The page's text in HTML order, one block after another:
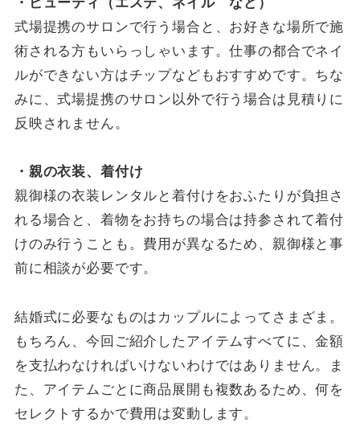
・ビューティ（エステ、ネイル など）
式場提携のサロンで行う場合と、お好きな場所で施
術される方もいらっしゃいます。仕事の都合でネイ
ルができない方はチップなどもおすすめです。ちな
みに、式場提携のサロン以外で行う場合は見積りに
反映されません。
・親の衣装、着付け
親御様の衣装レンタルと着付けをおふたりが負担さ
れる場合と、着物をお持ちの場合は持参されて着付
けのみ行うことも。費用が異なるため、親御様と事
前に相談が必要です。
結婚式に必要なものはカップルによってさまざま。
もちろん、今回ご紹介したアイテムすべてに、金額
を支払わなければいけないわけではありません。ま
た、アイテムごとに商品展開も複数あるため、何を
セレクトするかで費用は変動します。